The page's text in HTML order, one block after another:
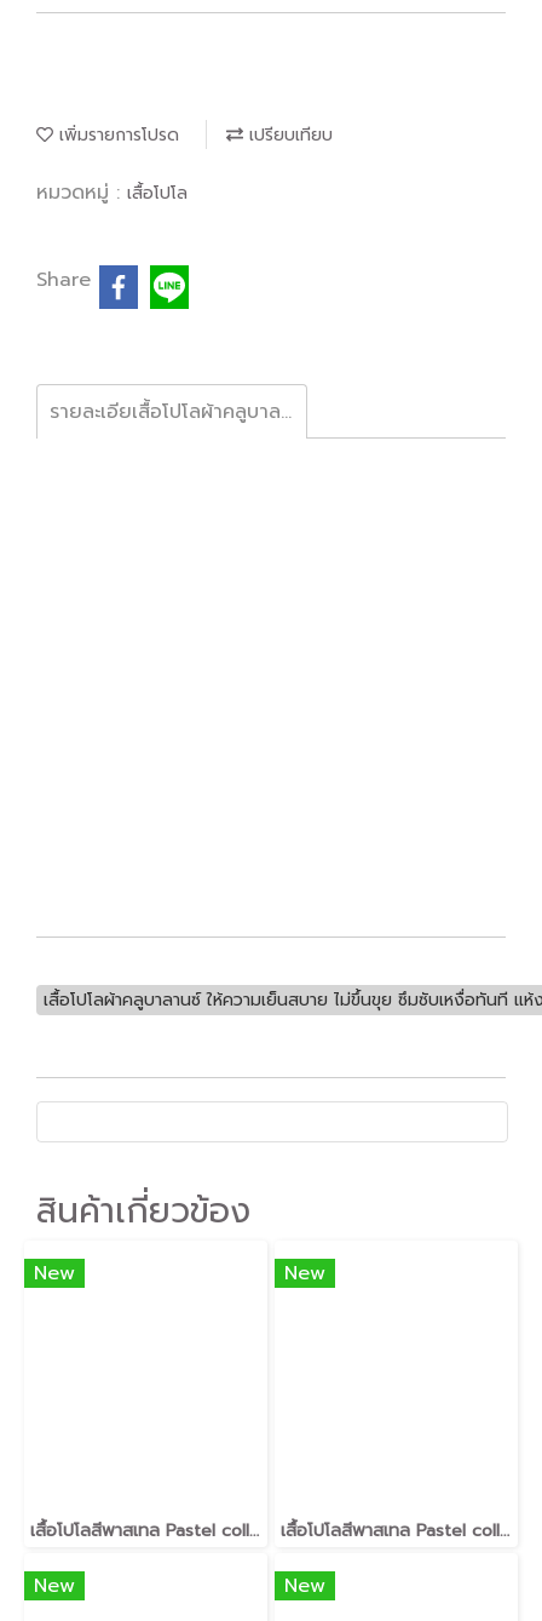
เพิ่มรายการโปรด เปรียบเทียบ
หมวดหมู่ : เสื้อโปโล
Share
รายละเอียเสื้อโปโลผ้าคลูบาลานซ์ ให้ความเย็นสบาย ไม่ขึ้นขุย ซึมซับเหงื่อทันที แห้งสบายระยาบอากาศ ลดกลิ่นอับ ไม่อึดอัดอยู่ทรงใส่สวย สีสดใสไม่ซีดจาง ดูแลรักษาง่ายเนื้อผ้าไม่ยับง่ายปั่นเครื่องหรือซักมือก็ไม่ย้วยไม่ขึ้นขน #เสื้อโปโลราคาส่ง #รับปักโลโก้ #เสื้อท
เสื้อโปโลผ้าคลูบาลานซ์ ให้ความเย็นสบาย ไม่ขึ้นขุย ซึมซับเหงื่อทันที
สินค้าเกี่ยวข้อง
New
เสื้อโปโลสีพาสเทล Pastel collar shirt polo โปโลปกเชิ้ตพาสเทล เนื้อผ้า Air Feel เนื้อผ้านุ่ม แห้งไวระบายอากาศดีเยี่ยม ไม่เหนอะหนะ ไม่มีกลิ่นอับชื้น #เสื้อโปโลสีฟ้าอมเขียว #เสื้อโปโลสีฟ้าคราม #เสื้อโปโลสีครีม #เสื้อโปโลสีเบจ #เสื้อโปโลสีกากี #เสื้อโปโลสีกาก
New
เสื้อโปโลสีพาสเทล Pastel collar shirt polo โปโลปกเชิ้ตพาสเทล เนื้อผ้า Air Feel เนื้อผ้านุ่ม แห้งไวระบายอากาศดีเยี่ยม ไม่เหนอะหนะ ไม่มีกลิ่นอับชื้น #เสื้อโปโลสีฟ้าอมเขียว #เสื้อโปโลสีฟ้าคราม #เสื้อโปโลสีครีม #เสื้อโปโลสีเบจ #เสื้อโปโลสีกากี #เสื้อโปโลสีกาก
New New